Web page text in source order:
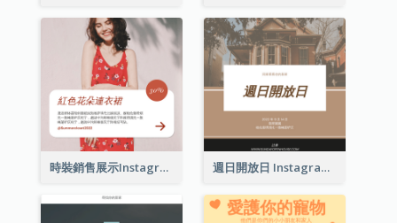
時裝銷售展示Instagram帖子 週日開放日 Instagram 帖子